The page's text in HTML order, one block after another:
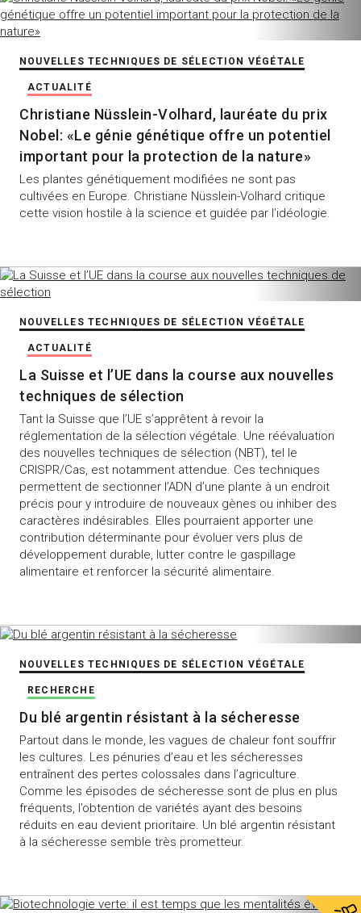
NOUVELLES TECHNIQUES DE SÉLECTION VÉGÉTALE
ACTUALITÉ
Christiane Nüsslein-Volhard, lauréate du prix
Nobel: «Le génie génétique offre un potentiel
important pour la protection de la nature»
Les plantes génétiquement modifiées ne sont pas
cultivées en Europe. Christiane Nüsslein-Volhard critique
cette vision hostile à la science et guidée par l’idéologie.
NOUVELLES TECHNIQUES DE SÉLECTION VÉGÉTALE
ACTUALITÉ
La Suisse et l’UE dans la course aux nouvelles
techniques de sélection
Tant la Suisse que l’UE s’apprêtent à revoir la
réglementation de la sélection végétale. Une réévaluation
des nouvelles techniques de sélection (NBT), tel le
CRISPR/Cas, est notamment attendue. Ces techniques
permettent de sectionner l’ADN d’une plante à un endroit
précis pour y introduire de nouveaux gènes ou inhiber des
caractères indésirables. Elles pourraient apporter une
contribution déterminante pour évoluer vers plus de
développement durable, lutter contre le gaspillage
alimentaire et renforcer la sécurité alimentaire.
NOUVELLES TECHNIQUES DE SÉLECTION VÉGÉTALE
RECHERCHE
Du blé argentin résistant à la sécheresse
Partout dans le monde, les vagues de chaleur font souffrir
les cultures. Les pénuries d’eau et les sécheresses
entraînent des pertes colossales dans l’agriculture.
Comme les épisodes de sécheresse sont de plus en plus
fréquents, l’obtention de variétés ayant des besoins
réduits en eau devient prioritaire. Un blé argentin résistant
à la sécheresse semble très prometteur.